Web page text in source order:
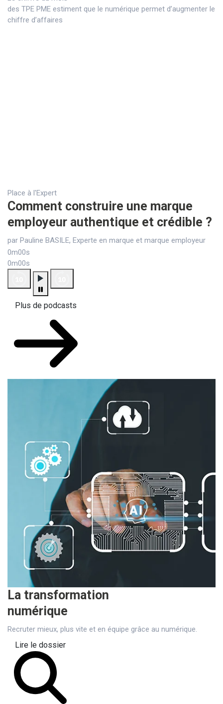
des TPE PME estiment que le numérique permet d’augmenter le
chiffre d’affaires
Place à l'Expert
Comment construire une marque
employeur authentique et crédible ?
par Pauline BASILE, Experte en marque et marque employeur
0m00s
0m00s
Plus de podcasts
La transformation
numérique
Recruter mieux, plus vite et en équipe grâce au numérique.
Lire le dossier